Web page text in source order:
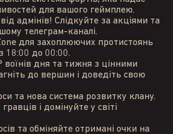
для вашого геймплею.
адмінів! Слідкуйте за акціями та
телеграм-каналі.
для захоплюючих протистоянь
18:00 до 00:00.
дня та тижня з цінними
до вершин і доведіть свою
та нова система розвитку клану.
і домінуйте у світі
та обміняйте отримані очки на